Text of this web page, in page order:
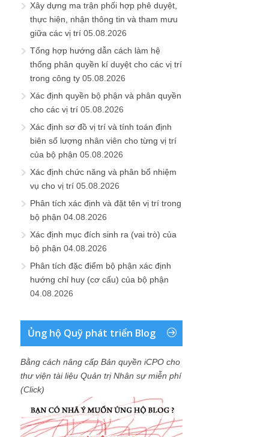
Xây dựng ma trận phối hợp phê duyệt,
thực hiện, nhận thông tin và tham mưu
giữa các vị trí 05.08.2026
Tổng hợp hướng dẫn cách làm hệ
thống phân quyền kí duyệt cho các vị trí
trong công ty 05.08.2026
Xác định quyền bộ phận và phân quyền
cho các vị trí 05.08.2026
Xác định sơ đồ vị trí và tính toán định
biên số lượng nhân viên cho từng vị trí
của bộ phận 05.08.2026
Xác định chức năng và phân bổ nhiệm
vụ cho vị trí 05.08.2026
Phân tích xác định và đặt tên vị trí trong
bộ phận 04.08.2026
Xác định mục đích sinh ra (vai trò) của
bộ phận 04.08.2026
Phân tích đặc điểm bộ phận xác định
hướng chỉ huy (cơ cấu) của bộ phận
04.08.2026
Ủng hộ Quỹ phát triển Blog
Bằng cách nâng cấp Bản quyền iCPO cho
thư viện tài liệu Quản trị Nhân sự miễn phí
(Click)